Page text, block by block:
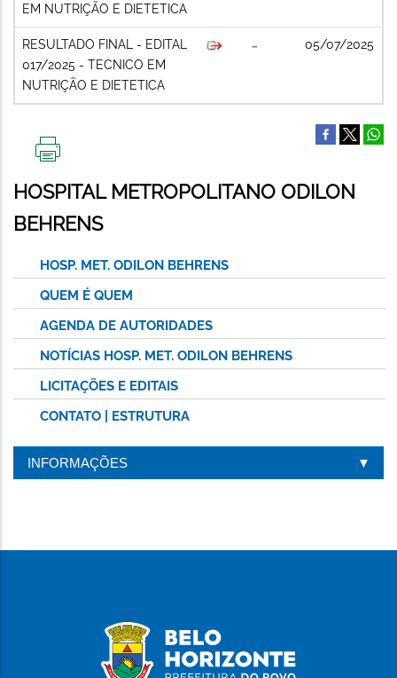
EM NUTRIÇÃO E DIETETICA
RESULTADO FINAL - EDITAL
017/2025 - TECNICO EM
NUTRIÇÃO E DIETETICA
05/07/2025
ESTA
PÁGINA
HOSPITAL METROPOLITANO ODILON
BEHRENS
HOSP. MET. ODILON BEHRENS
QUEM É QUEM
AGENDA DE AUTORIDADES
NOTÍCIAS HOSP. MET. ODILON BEHRENS
LICITAÇÕES E EDITAIS
CONTATO | ESTRUTURA
INFORMAÇÕES